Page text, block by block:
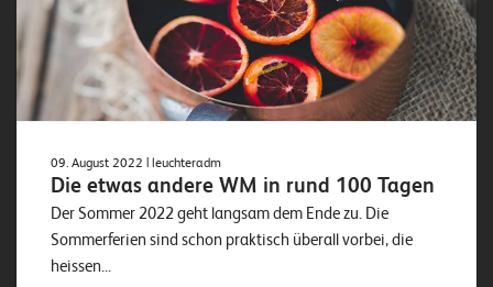
09. August 2022 | leuchteradm
Die etwas andere WM in rund 100 Tagen
Der Sommer 2022 geht langsam dem Ende zu. Die
Sommerferien sind schon praktisch überall vorbei, die
heissen...